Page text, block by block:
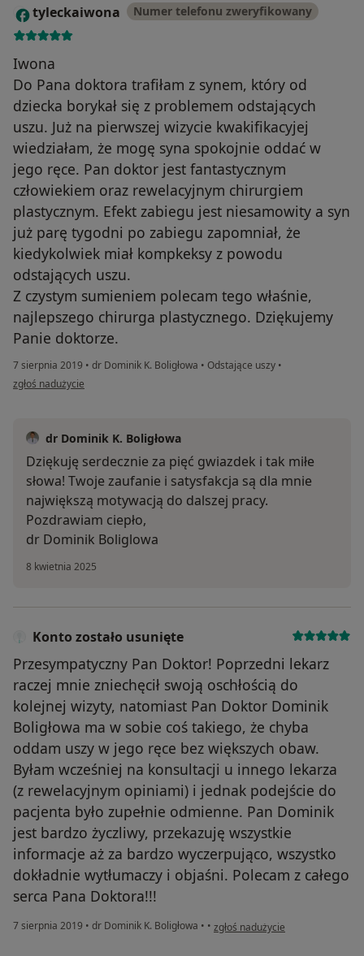
T tyleckaiwona Numer telefonu zweryfikowany
Iwona
Do Pana doktora trafiłam z synem, który od
dziecka borykał się z problemem odstających
uszu. Już na pierwszej wizycie kwakifikacyjej
wiedziałam, że mogę syna spokojnie oddać w
jego ręce. Pan doktor jest fantastycznym
człowiekiem oraz rewelacyjnym chirurgiem
plastycznym. Efekt zabiegu jest niesamowity a syn
już parę tygodni po zabiegu zapomniał, że
kiedykolwiek miał kompkeksy z powodu
odstających uszu.
Z czystym sumieniem polecam tego właśnie,
najlepszego chirurga plastycznego. Dziękujemy
Panie doktorze.
7 sierpnia 2019 • dr Dominik K. Boligłowa • Odstające uszy •
w opinii użytkownika tyleckaiwona
zgłoś nadużycie
dr Dominik K. Boligłowa
Dziękuję serdecznie za pięć gwiazdek i tak miłe
słowa! Twoje zaufanie i satysfakcja są dla mnie
największą motywacją do dalszej pracy.
Pozdrawiam ciepło,
dr Dominik Boliglowa
8 kwietnia 2025
Konto zostało usunięte
Przesympatyczny Pan Doktor! Poprzedni lekarz
raczej mnie zniechęcił swoją oschłością do
kolejnej wizyty, natomiast Pan Doktor Dominik
Boligłowa ma w sobie coś takiego, że chyba
oddam uszy w jego ręce bez większych obaw.
Byłam wcześniej na konsultacji u innego lekarza
(z rewelacyjnym opiniami) i jednak podejście do
pacjenta było zupełnie odmienne. Pan Dominik
jest bardzo życzliwy, przekazuję wszystkie
informacje aż za bardzo wyczerpująco, wszystko
dokładnie wytłumaczy i objaśni. Polecam z całego
serca Pana Doktora!!!
7 sierpnia 2019 • dr Dominik K. Boligłowa • • w opinii użytkownika Konto
zgłoś nadużycie